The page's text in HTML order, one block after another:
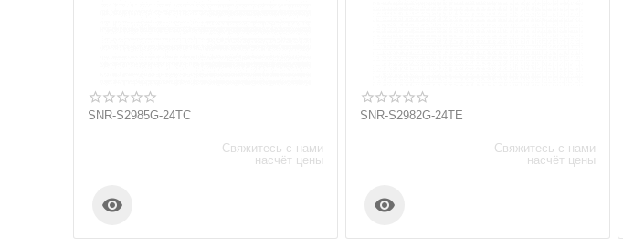
SNR-S2985G-24TC
Свяжитесь с нами
насчёт цены

SNR-S2982G-24TE
Свяжитесь с нами
насчёт цены
